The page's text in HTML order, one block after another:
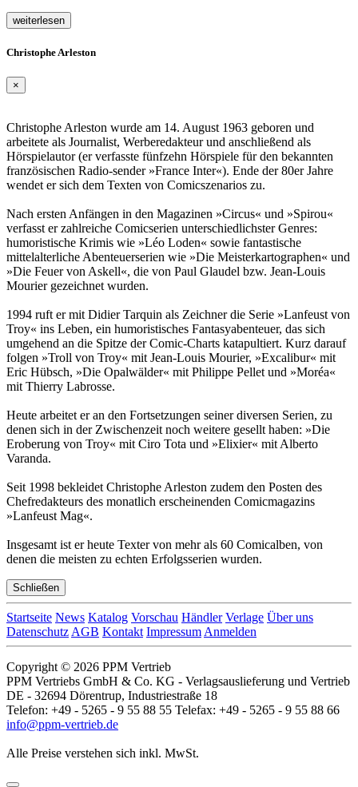
weiterlesen
Christophe Arleston
×
Christophe Arleston wurde am 14. August 1963 geboren und
arbeitete als Journalist, Werberedakteur und anschließend als
Hörspielautor (er verfasste fünfzehn Hörspiele für den bekannten
französischen Radio-sender »France Inter«). Ende der 80er Jahre
wendet er sich dem Texten von Comicszenarios zu.
Nach ersten Anfängen in den Magazinen »Circus« und »Spirou«
verfasst er zahlreiche Comicserien unterschiedlichster Genres:
humoristische Krimis wie »Léo Loden« sowie fantastische
mittelalterliche Abenteuerserien wie »Die Meisterkartographen« und
»Die Feuer von Askell«, die von Paul Glaudel bzw. Jean-Louis
Mourier gezeichnet wurden.
1994 ruft er mit Didier Tarquin als Zeichner die Serie »Lanfeust von
Troy« ins Leben, ein humoristisches Fantasyabenteuer, das sich
umgehend an die Spitze der Comic-Charts katapultiert. Kurz darauf
folgen »Troll von Troy« mit Jean-Louis Mourier, »Excalibur« mit
Eric Hübsch, »Die Opalwälder« mit Philippe Pellet und »Moréa«
mit Thierry Labrosse.
Heute arbeitet er an den Fortsetzungen seiner diversen Serien, zu
denen sich in der Zwischenzeit noch weitere gesellt haben: »Die
Eroberung von Troy« mit Ciro Tota und »Elixier« mit Alberto
Varanda.
Seit 1998 bekleidet Christophe Arleston zudem den Posten des
Chefredakteurs des monatlich erscheinenden Comicmagazins
»Lanfeust Mag«.
Insgesamt ist er heute Texter von mehr als 60 Comicalben, von
denen die meisten zu echten Erfolgsserien wurden.
Schließen
Startseite News Katalog Vorschau Händler Verlage Über uns
DatenschutzAGB Kontakt ImpressumAnmelden
Copyright © 2026 PPM Vertrieb
PPM Vertriebs GmbH & Co. KG - Verlagsauslieferung und Vertrieb
DE - 32694 Dörentrup, Industriestraße 18
Telefon: +49 - 5265 - 9 55 88 55 Telefax: +49 - 5265 - 9 55 88 66
info@ppm-vertrieb.de
Alle Preise verstehen sich inkl. MwSt.